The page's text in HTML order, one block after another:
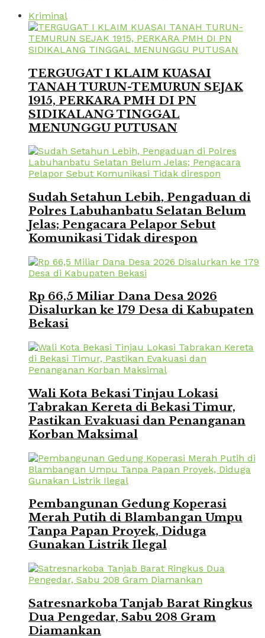
Kriminal
TERGUGAT I KLAIM KUASAI
TANAH TURUN-TEMURUN SEJAK
1915, PERKARA PMH DI PN
SIDIKALANG TINGGAL
MENUNGGU PUTUSAN
Sudah Setahun Lebih, Pengaduan di
Polres Labuhanbatu Selatan Belum
Jelas; Pengacara Pelapor Sebut
Komunikasi Tidak direspon
Rp 66,5 Miliar Dana Desa 2026
Disalurkan ke 179 Desa di Kabupaten
Bekasi
Wali Kota Bekasi Tinjau Lokasi
Tabrakan Kereta di Bekasi Timur,
Pastikan Evakuasi dan Penanganan
Korban Maksimal
Pembangunan Gedung Koperasi
Merah Putih di Blambangan Umpu
Tanpa Papan Proyek, Diduga
Gunakan Listrik Ilegal
Satresnarkoba Tanjab Barat Ringkus
Dua Pengedar, Sabu 208 Gram
Diamankan